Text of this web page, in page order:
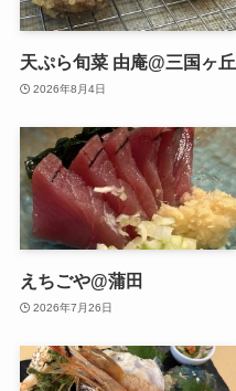
天ぷら旬菜 由庵@三国ヶ丘
2026年8月4日
えちごや@蒲田
2026年7月26日